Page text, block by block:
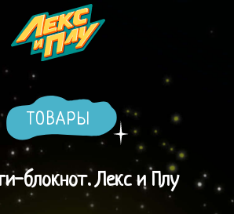
ТОВАРЫ
блокнот. Лекс и Плу